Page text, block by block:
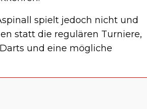
spielt jedoch nicht und
statt die regulären Turniere,
und eine mögliche